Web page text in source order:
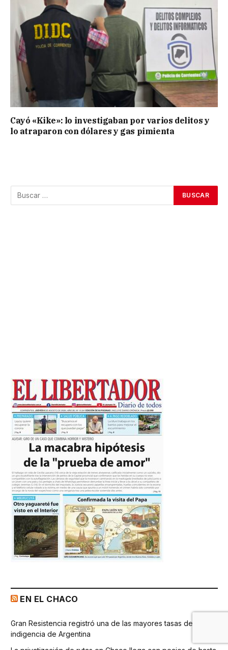
Cayó «Kike»: lo investigaban por varios delitos y
lo atraparon con dólares y gas pimienta
EN EL CHACO
Gran Resistencia registró una de las mayores tasas de
indigencia de Argentina